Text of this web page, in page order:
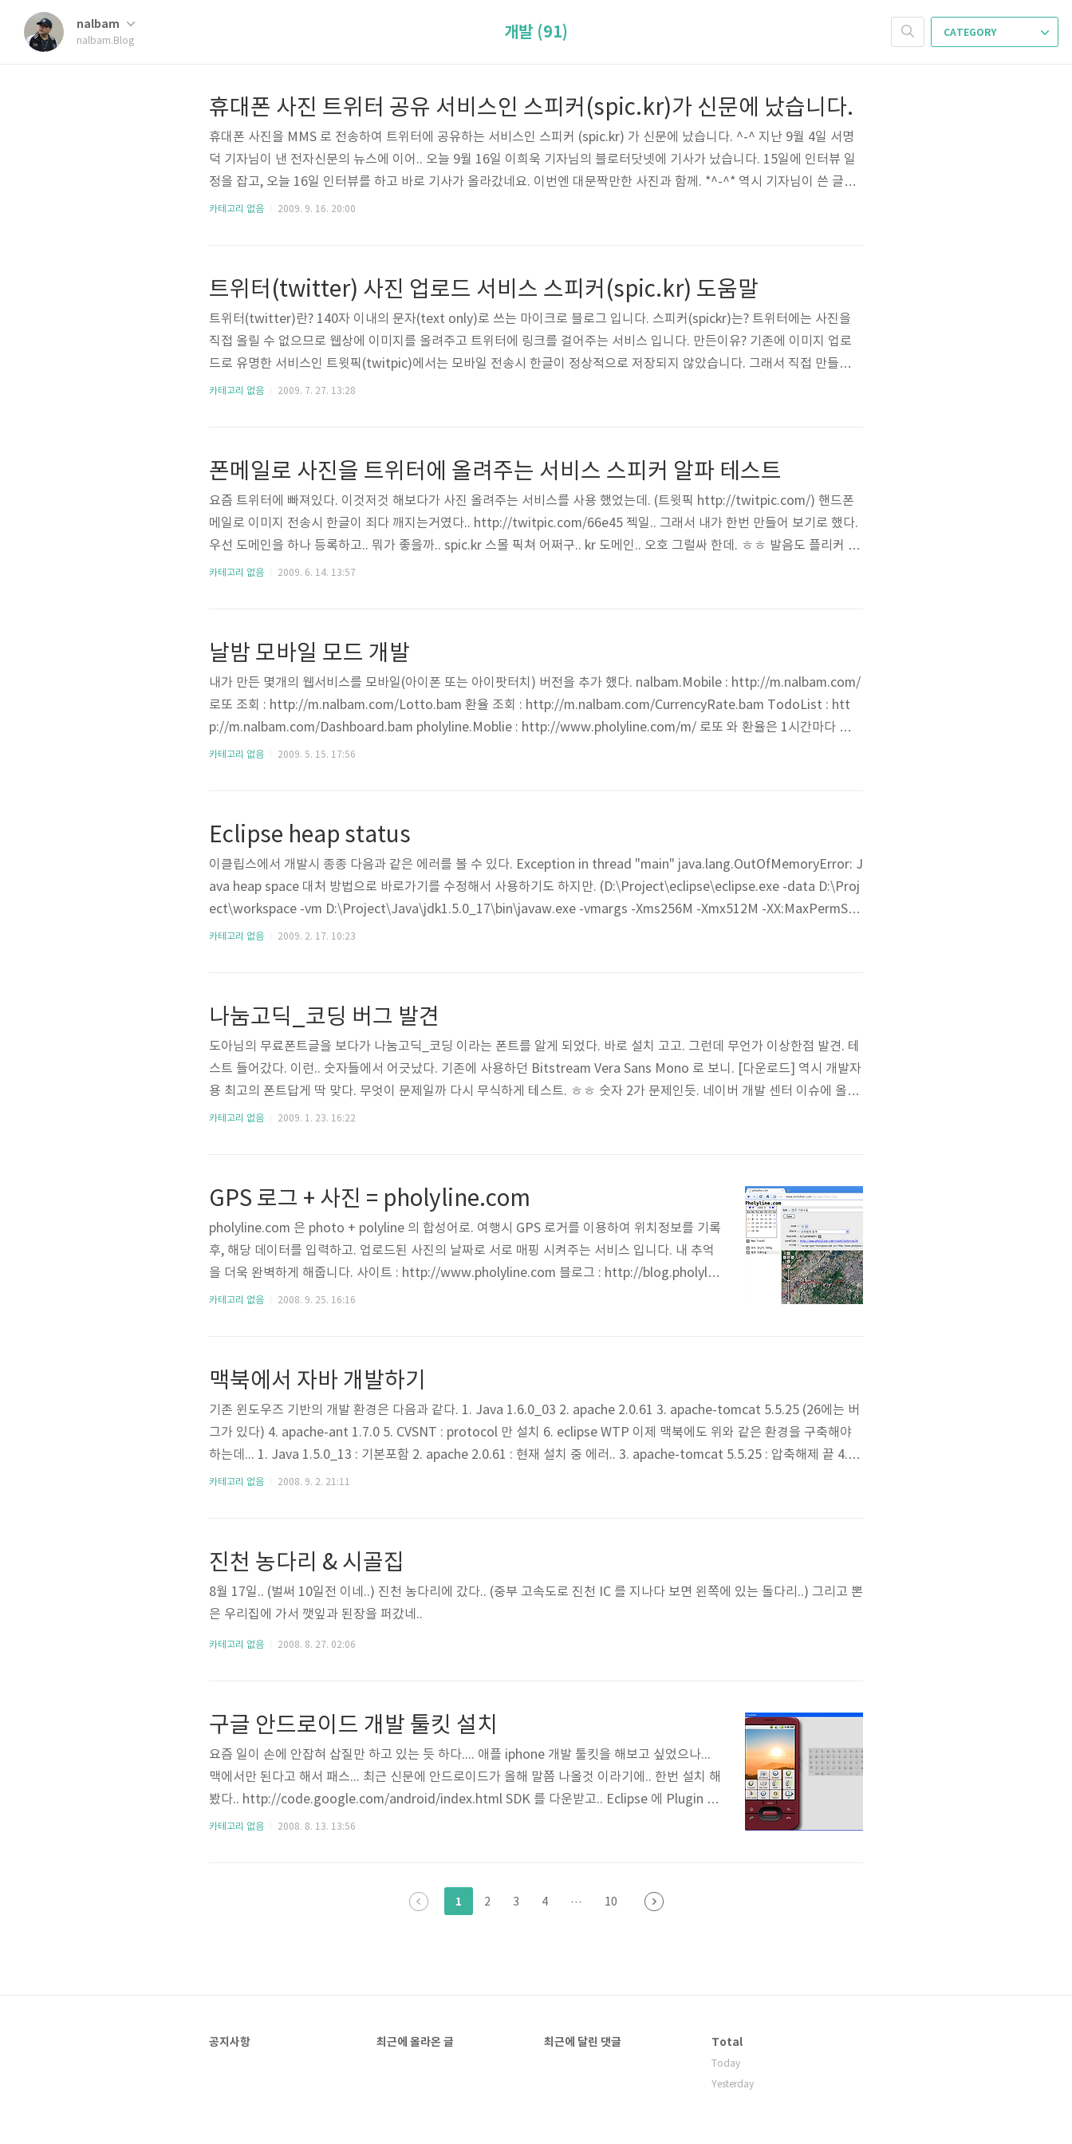
nalbam
nalbam.Blog
CATEGORY
개발 (91)
휴대폰 사진 트위터 공유 서비스인 스피커(spic.kr)가 신문에 났습니다.
휴대폰 사진을 MMS 로 전송하여 트위터에 공유하는 서비스인 스피커 (spic.kr) 가 신문에 났습니다. ^-^ 지난 9월 4일 서명
덕 기자님이 낸 전자신문의 뉴스에 이어.. 오늘 9월 16일 이희욱 기자님의 블로터닷넷에 기사가 났습니다. 15일에 인터뷰 일
정을 잡고, 오늘 16일 인터뷰를 하고 바로 기사가 올라갔네요. 이번엔 대문짝만한 사진과 함께. *^-^* 역시 기자님이 쓴 글이
라 너무너무 잘써 주셨네요. 감사합니다. ^----^
카테고리 없음 2009. 9. 16. 20:00
트위터(twitter) 사진 업로드 서비스 스피커(spic.kr) 도움말
트위터(twitter)란? 140자 이내의 문자(text only)로 쓰는 마이크로 블로그 입니다. 스피커(spickr)는? 트위터에는 사진을
직접 올릴 수 없으므로 웹상에 이미지를 올려주고 트위터에 링크를 걸어주는 서비스 입니다. 만든이유? 기존에 이미지 업로
드로 유명한 서비스인 트윗픽(twitpic)에서는 모바일 전송시 한글이 정상적으로 저장되지 않았습니다. 그래서 직접 만들기로
하였습니다. 서버는? 개인적으로 매달10만원씩 내고 아이네임즈에서 서버 호스팅을 하고 있습니다. (주변에서는 미친놈이라
카테고리 없음 2009. 7. 27. 13:28
폰메일로 사진을 트위터에 올려주는 서비스 스피커 알파 테스트
요즘 트위터에 빠져있다. 이것저것 해보다가 사진 올려주는 서비스를 사용 했었는데. (트윗픽 http://twitpic.com/) 핸드폰
메일로 이미지 전송시 한글이 죄다 깨지는거였다.. http://twitpic.com/66e45 젝일.. 그래서 내가 한번 만들어 보기로 했다.
우선 도메인을 하나 등록하고.. 뭐가 좋을까.. spic.kr 스몰 픽쳐 어쩌구.. kr 도메인.. 오호 그럴싸 한데. ㅎㅎ 발음도 플리커 처
럼 스피커 라고 하고.. 역시 난 천재.. 응? ㅡ.ㅡ;; 트윗픽 처럼 메일에 아이디와 숫자를 붙여서 받아야 하는데. 메일은 동적으로
카테고리 없음 2009. 6. 14. 13:57
날밤 모바일 모드 개발
내가 만든 몇개의 웹서비스를 모바일(아이폰 또는 아이팟터치) 버전을 추가 했다. nalbam.Mobile : http://m.nalbam.com/
로또 조회 : http://m.nalbam.com/Lotto.bam 환율 조회 : http://m.nalbam.com/CurrencyRate.bam TodoList : htt
p://m.nalbam.com/Dashboard.bam pholyline.Moblie : http://www.pholyline.com/m/ 로또 와 환율은 1시간마다 배치
가 돌아서 새로운 정보를 업데이트 한다. TodoList 는 개발 중... 현재 웹버전 만들다 말았다. 구글 달력 싱크 까지 완료. 폴리
카테고리 없음 2009. 5. 15. 17:56
Eclipse heap status
이클립스에서 개발시 종종 다음과 같은 에러를 볼 수 있다. Exception in thread "main" java.lang.OutOfMemoryError: J
ava heap space 대처 방법으로 바로가기를 수정해서 사용하기도 하지만. (D:\Project\eclipse\eclipse.exe -data D:\Proj
ect\workspace -vm D:\Project\Java\jdk1.5.0_17\bin\javaw.exe -vmargs -Xms256M -Xmx512M -XX:MaxPermSiz
e=512M) 모니터링 하면서 메모리가 넘치기 전 GC 를 수행해 줄 수도 있다. Window -> Preference -> General -> Show
카테고리 없음 2009. 2. 17. 10:23
나눔고딕_코딩 버그 발견
도아님의 무료폰트글을 보다가 나눔고딕_코딩 이라는 폰트를 알게 되었다. 바로 설치 고고. 그런데 무언가 이상한점 발견. 테
스트 들어갔다. 이런.. 숫자들에서 어긋났다. 기존에 사용하던 Bitstream Vera Sans Mono 로 보니. [다운로드] 역시 개발자
용 최고의 폰트답게 딱 맞다. 무엇이 문제일까 다시 무식하게 테스트. ㅎㅎ 숫자 2가 문제인듯. 네이버 개발 센터 이슈에 올렸
다. 고쳐주센.
카테고리 없음 2009. 1. 23. 16:22
GPS 로그 + 사진 = pholyline.com
pholyline.com 은 photo + polyline 의 합성어로. 여행시 GPS 로거를 이용하여 위치정보를 기록
후, 해당 데이터를 입력하고. 업로드된 사진의 날짜로 서로 매핑 시켜주는 서비스 입니다. 내 추억
을 더욱 완벽하게 해줍니다. 사이트 : http://www.pholyline.com 블로그 : http://blog.pholylin
e.com 티스토리를 포함하여 html을 직접 입력 가능한 블로그에 삽입이 가능합니다.
카테고리 없음 2008. 9. 25. 16:16
맥북에서 자바 개발하기
기존 윈도우즈 기반의 개발 환경은 다음과 같다. 1. Java 1.6.0_03 2. apache 2.0.61 3. apache-tomcat 5.5.25 (26에는 버
그가 있다) 4. apache-ant 1.7.0 5. CVSNT : protocol 만 설치 6. eclipse WTP 이제 맥북에도 위와 같은 환경을 구축해야
하는데... 1. Java 1.5.0_13 : 기본포함 2. apache 2.0.61 : 현재 설치 중 에러.. 3. apache-tomcat 5.5.25 : 압축해제 끝 4. a
pache-ant 1.7.0 : Xcode 3.1 에 포함 5. cvs : Xcode 3.1 에 포함 6. eclipse WTP 자... 아파치만 설치하면 되는구나... ps.
카테고리 없음 2008. 9. 2. 21:11
진천 농다리 & 시골집
8월 17일.. (벌써 10일전 이네..) 진천 농다리에 갔다.. (중부 고속도로 진천 IC 를 지나다 보면 왼쪽에 있는 돌다리..) 그리고 뽄
은 우리집에 가서 깻잎과 된장을 퍼갔네..
카테고리 없음 2008. 8. 27. 02:06
구글 안드로이드 개발 툴킷 설치
요즘 일이 손에 안잡혀 삽질만 하고 있는 듯 하다.... 애플 iphone 개발 툴킷을 해보고 싶었으나...
맥에서만 된다고 해서 패스... 최근 신문에 안드로이드가 올해 말쯤 나올것 이라기에.. 한번 설치 해
봤다.. http://code.google.com/android/index.html SDK 를 다운받고.. Eclipse 에 Plugin 실
치하고.. Hello, Android 를 찍었다.. 그리고 실행 하니.. 에뮬레이터가 뜨고.. 글자가 보인다.. ㅎㅎ
카테고리 없음 2008. 8. 13. 13:56
1 2 3 4 ··· 10
공지사항 최근에 올라온 글 최근에 달린 댓글 Total
Today
Yesterday